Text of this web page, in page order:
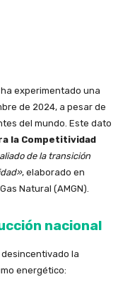
ha experimentado una
de 2024, a pesar de
del mundo. Este dato
la Competitividad
de la transición
, elaborado en
Natural (AMGN).
nacional
desincentivado la
energético: